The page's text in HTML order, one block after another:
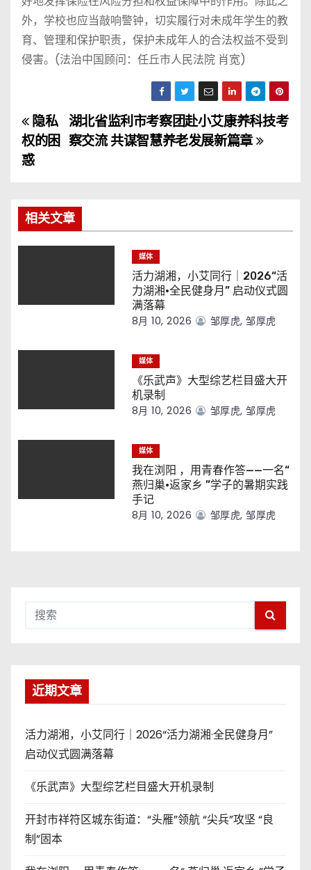
外，学校也应当敲响警钟，切实履行对未成年学生的教
育、管理和保护职责，保护未成年人的合法权益不受到
侵害。(法治中国顾问：任丘市人民法院 肖宽)
文
章
航
湖北省监利市考察团赴小艾康养科技考
察交流 共谋智慧养老发展新篇章
隐私
权的困
惑
相关文章
媒体
活力湖湘，小艾同行｜2026“活
力湖湘·全民健身月” 启动仪式圆
满落幕
8月 10, 2026 邹厚虎, 邹厚虎
媒体
《乐武声》大型综艺栏目盛大开
机录制
8月 10, 2026 邹厚虎, 邹厚虎
媒体
我在浏阳 ，用青春作答——一名“
燕归巢·返家乡 ”学子的暑期实践
手记
8月 10, 2026 邹厚虎, 邹厚虎
近期文章
活力湖湘，小艾同行｜2026“活力湖湘·全民健身月”
启动仪式圆满落幕
《乐武声》大型综艺栏目盛大开机录制
开封市祥符区城东街道：“头雁”领航 “尖兵”攻坚 “良
制”固本